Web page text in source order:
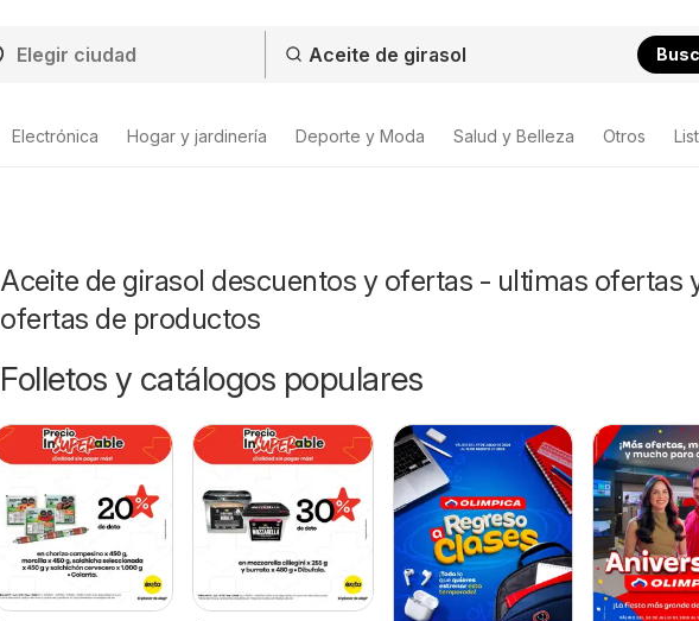
Electrónica Hogar y jardinería Deporte y Moda Salud y Belleza Otros
Aceite de girasol descuentos y ofertas - ultimas ofertas
ofertas de productos
Folletos y catálogos populares